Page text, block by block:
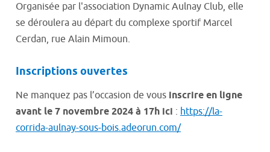
Organisée par l'association Dynamic Aulnay Club, elle
se déroulera au départ du complexe sportif Marcel
Cerdan, rue Alain Mimoun.
Inscriptions ouvertes
Ne manquez pas l’occasion de vous inscrire en ligne
avant le 7 novembre 2024 à 17h ici : https://la-
corrida-aulnay-sous-bois.adeorun.com/